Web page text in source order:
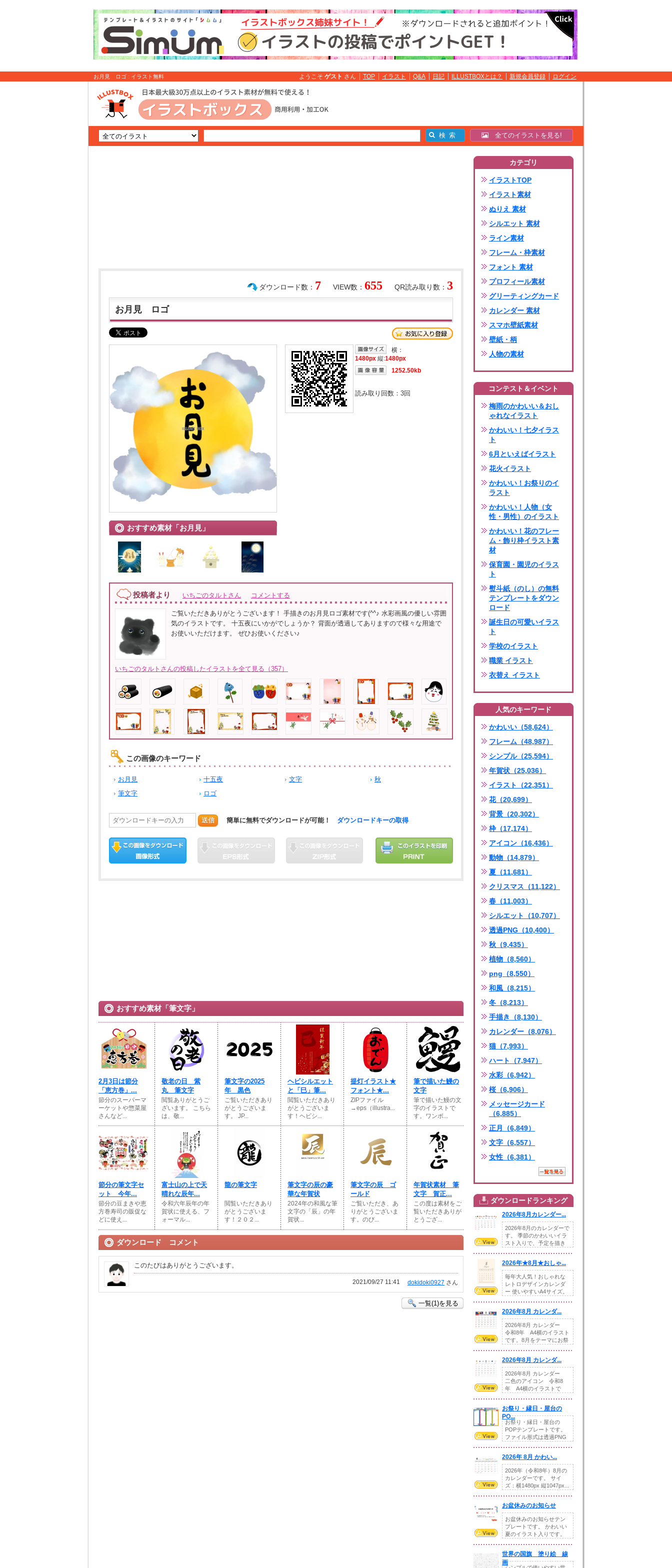
お月見 ロゴ : イラスト無料 ようこそ ゲスト さん TOP イラスト Q&A 日記 ILLUSTBOXとは？ 新規会員登録 ログイン
全てのイラストを見る!
QR読み取り数： 3
VIEW数： 655
ダウンロード数： 7
お月見 ロゴ
おすすめ素材「お月見」
横：
1480px 縦:1480px
1252.50kb
読み取り回数： 3回
投稿者より いちごのタルトさん コメントする
ご覧いただきありがとうございます！ 手描きのお月見ロゴ素材です(^^♪ 水彩画風の優しい雰囲
気のイラストです。 十五夜にいかがでしょうか？ 背面が透過してありますので様々な用途で
お使いいただけます。 ぜひお使いください♪
いちごのタルトさんの投稿したイラストを全て見る（357）
この画像のキーワード
お月見 十五夜 文字
秋
筆文字
ロゴ
送信 簡単に無料でダウンロードが可能！ ダウンロードキーの取得
おすすめ素材「筆文字」
2月3日は節分
「恵方巻」...
節分のスーパーマ
ーケットや惣菜屋
さんなど...
敬老の日 紫
丸 筆文字
閲覧ありがとうご
ざいます。 こちら
は、敬...
筆文字の2025
年 黒色
ご覧いただきあり
がとうございま
す。 JP...
ヘビシルエット
と「巳」筆...
閲覧いただきあり
がとうございま
す！ヘビシ...
提灯イラスト★
フォント★...
ZIPファイル
→eps（illustra...
筆で描いた鰻の
文字
筆で描いた鰻の文
字のイラストで
す。ワンポ...
節分の筆文字セ
ット 今年...
節分の豆まきや恵
方巻寿司の販促な
どに使え...
富士山の上で天
晴れな辰年...
令和六年辰年の年
賀状に使える、フ
ォーマル...
龍の筆文字
閲覧いただきあり
がとうございま
す！２０２...
筆文字の辰の豪
華な年賀状
2024年の和風な筆
文字の「辰」の年
賀状...
筆文字の辰 ゴ
ールド
ご覧いただき、あ
りがとうございま
す。のび...
年賀状素材 筆
文字 賀正...
この度は素材をご
覧いただきありが
とうござ...
ダウンロード コメント
このたびはありがとうございます。
dokidoki0927 さん
2021/09/27 11:41
一覧(1)を見る
カテゴリ
イラストTOP
イラスト素材
ぬりえ 素材
シルエット 素材
ライン素材
フレーム・枠素材
フォント 素材
プロフィール素材
グリーティングカード
カレンダー 素材
スマホ壁紙素材
壁紙・柄
人物の素材
コンテスト＆イベント
梅雨のかわいい＆おし
ゃれなイラスト
かわいい！七夕イラス
ト
6月といえばイラスト
花火イラスト
かわいい！お祭りのイ
ラスト
かわいい！人物（女
性・男性）のイラスト
かわいい！花のフレー
ム・飾り枠イラスト素
材
保育園・園児のイラス
ト
熨斗紙（のし）の無料
テンプレートをダウン
ロード
誕生日の可愛いイラス
ト
学校のイラスト
職業 イラスト
衣替え イラスト
人気のキーワード
かわいい（58,624）
フレーム（48,987）
シンプル（25,594）
年賀状（25,036）
イラスト（22,351）
花（20,699）
背景（20,302）
枠（17,174）
アイコン（16,436）
動物（14,879）
夏（11,681）
クリスマス（11,122）
春（11,003）
シルエット（10,707）
透過PNG（10,400）
秋（9,435）
植物（8,560）
png（8,550）
和風（8,215）
冬（8,213）
手描き（8,130）
カレンダー（8,076）
猫（7,993）
ハート（7,947）
水彩（6,942）
桜（6,906）
メッセージカード
（6,885）
正月（6,849）
文字（6,557）
女性（6,381）
ダウンロードランキング
2026年8月カレンダー...
2026年8月のカレンダーで
す。 季節のかわいいイラ
スト入りで、予定を描き
2026年★8月★おしゃ...
毎年大人気！おしゃれな
レトロデザインカレンダ
ー 使いやすいA4サイズ。
2026年8月 カレンダ...
2026年8月 カレンダー
令和8年 A4横のイラスト
です。8月をテーマにお祭
2026年8月 カレンダ...
2026年8月 カレンダー
二色のアイコン 令和8
年 A4横のイラストで
お祭り・縁日・屋台の
PO...
お祭り・縁日・屋台の
POPテンプレートです。
ファイル形式は透過PNG
2026年 8月 かわい...
2026年（令和8年）8月の
カレンダーです。 サイ
ズ：横1480px 縦1047px...
お盆休みのお知らせ
お盆休みのお知らせテン
プレートです。 かわいい
夏のイラスト入りです。
世界の国旗 塗り絵 線
画